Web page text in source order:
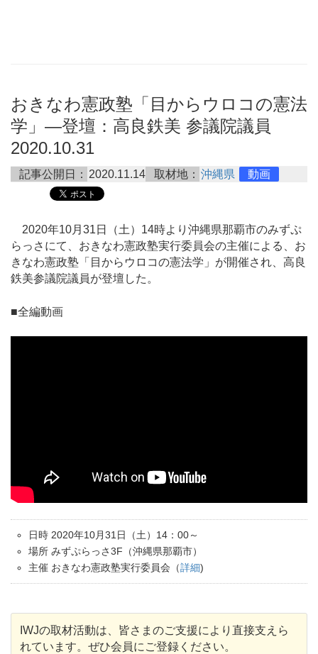
おきなわ憲政塾「目からウロコの憲法
学」―登壇：高良鉄美 参議院議員
2020.10.31
記事公開日： 2020.11.14 取材地： 沖縄県 動画
2020年10月31日（土）14時より沖縄県那覇市のみずぷ
らっさにて、おきなわ憲政塾実行委員会の主催による、お
きなわ憲政塾「目からウロコの憲法学」が開催され、高良
鉄美参議院議員が登壇した。
■全編動画
日時 2020年10月31日（土）14：00～
場所 みずぷらっさ3F（沖縄県那覇市）
主催 おきなわ憲政塾実行委員会（詳細)
IWJの取材活動は、皆さまのご支援により直接支えら
れています。ぜひ会員にご登録ください。